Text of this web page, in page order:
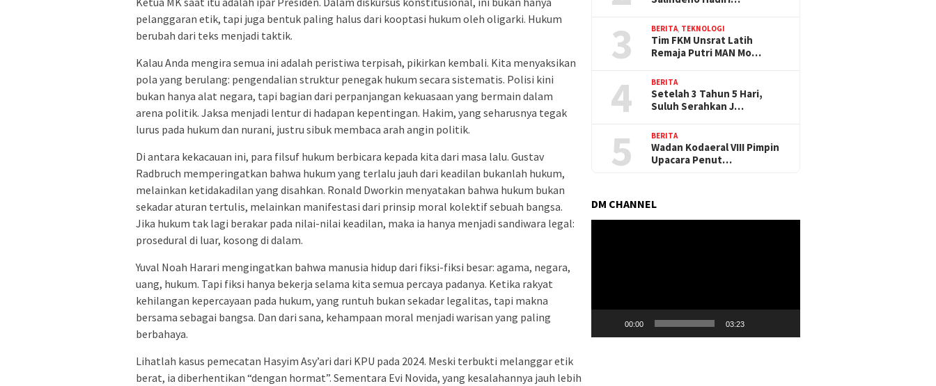
pelanggaran etik, tapi juga bentuk paling halus dari kooptasi hukum oleh oligarki. Hukum
berubah dari teks menjadi taktik.
Kalau Anda mengira semua ini adalah peristiwa terpisah, pikirkan kembali. Kita menyaksikan
pola yang berulang: pengendalian struktur penegak hukum secara sistematis. Polisi kini
bukan hanya alat negara, tapi bagian dari perpanjangan kekuasaan yang bermain dalam
arena politik. Jaksa menjadi lentur di hadapan kepentingan. Hakim, yang seharusnya tegak
lurus pada hukum dan nurani, justru sibuk membaca arah angin politik.
Di antara kekacauan ini, para filsuf hukum berbicara kepada kita dari masa lalu. Gustav
Radbruch memperingatkan bahwa hukum yang terlalu jauh dari keadilan bukanlah hukum,
melainkan ketidakadilan yang disahkan. Ronald Dworkin menyatakan bahwa hukum bukan
sekadar aturan tertulis, melainkan manifestasi dari prinsip moral kolektif sebuah bangsa.
Jika hukum tak lagi berakar pada nilai-nilai keadilan, maka ia hanya menjadi sandiwara legal:
prosedural di luar, kosong di dalam.
Yuval Noah Harari mengingatkan bahwa manusia hidup dari fiksi-fiksi besar: agama, negara,
uang, hukum. Tapi fiksi hanya bekerja selama kita semua percaya padanya. Ketika rakyat
kehilangan kepercayaan pada hukum, yang runtuh bukan sekadar legalitas, tapi makna
bersama sebagai bangsa. Dan dari sana, kehampaan moral menjadi warisan yang paling
berbahaya.
Lihatlah kasus pemecatan Hasyim Asy’ari dari KPU pada 2024. Meski terbukti melanggar etik
berat, ia diberhentikan “dengan hormat”. Sementara Evi Novida, yang kesalahannya jauh lebih
3 BERITA, TEKNOLOGI
Tim FKM Unsrat Latih
Remaja Putri MAN Mo…
4 BERITA
Setelah 3 Tahun 5 Hari,
Suluh Serahkan J…
5 BERITA
Wadan Kodaeral VIII Pimpin
Upacara Penut…
DM CHANNEL
00:00 03:23